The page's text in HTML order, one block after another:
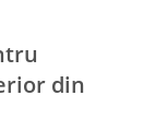
din